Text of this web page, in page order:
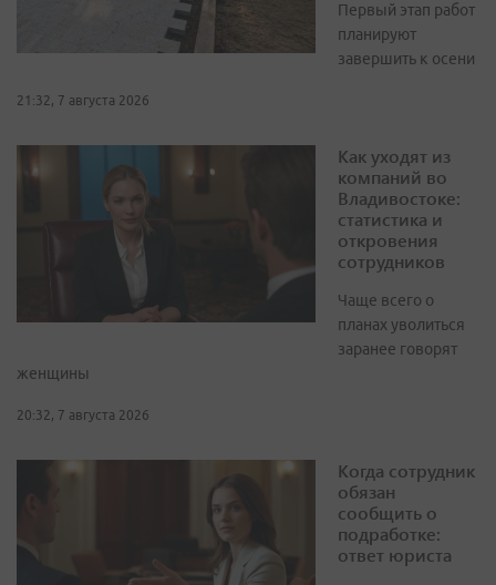
Первый этап работ
планируют
завершить к осени
21:32, 7 августа 2026
Как уходят из
компаний во
Владивостоке:
статистика и
откровения
сотрудников
Чаще всего о
планах уволиться
заранее говорят
женщины
20:32, 7 августа 2026
Когда сотрудник
обязан
сообщить о
подработке:
ответ юриста